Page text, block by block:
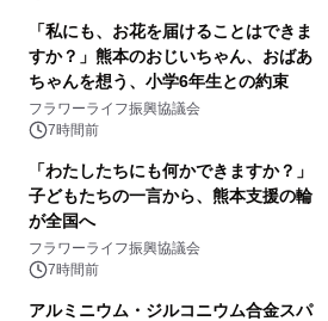
「私にも、お花を届けることはできま
すか？」熊本のおじいちゃん、おばあ
ちゃんを想う、小学6年生との約束
フラワーライフ振興協議会
7時間前
「わたしたちにも何かできますか？」
子どもたちの一言から、熊本支援の輪
が全国へ
フラワーライフ振興協議会
7時間前
アルミニウム・ジルコニウム合金スパ